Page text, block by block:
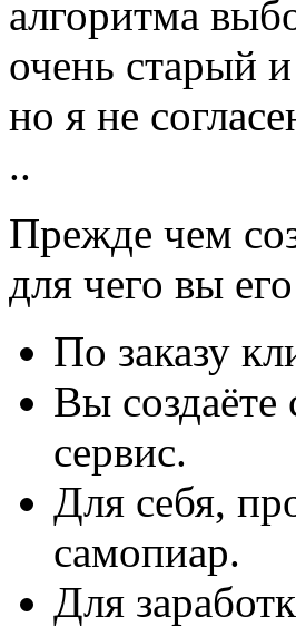
алгоритма
очень старый
но я не
..
Прежде чем
для чего вы
По заказу
Вы создаёте
сервис.
Для себя,
самопиар.
Для